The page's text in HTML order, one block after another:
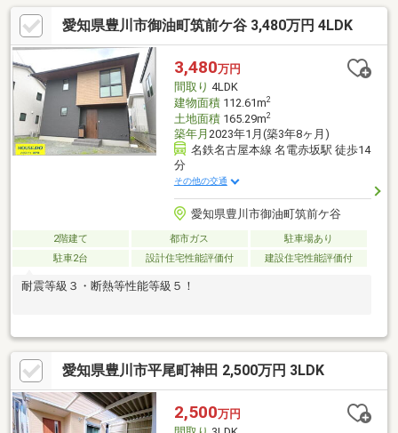
内いつでもお気軽にお問合せください 現地を案内しながら周辺
環境も見て頂けます□■□ 物件の特徴 □■□ ◎ヘーベルハウス
施工！室内きれいにお使いです ◎徒歩圏内に生活施設がそろう
好立地 ◎１階と２階に収納力のある納戸あり ◎国府小学校ま
で徒歩10分♪お家を買うならハウスドゥ豊川中央へ！【対応言
語：英語 ／ポルトガル語】
愛知県豊川市御油町筑前ケ谷 3,480万円 4LDK
3,480万円
間取り 4LDK
建物面積112.61m2
土地面積165.29m2
築年月 2023年1月(築3年8ヶ月)
名鉄名古屋本線 名電赤坂駅 徒歩14
分
その他の交通
愛知県豊川市御油町筑前ケ谷
2階建て 都市ガス
駐車場あり
駐車2台
設計住宅性能評価付 建設住宅性能評価付
耐震等級３・断熱等性能等級５！
愛知県豊川市平尾町神田 2,500万円 3LDK
2,500万円